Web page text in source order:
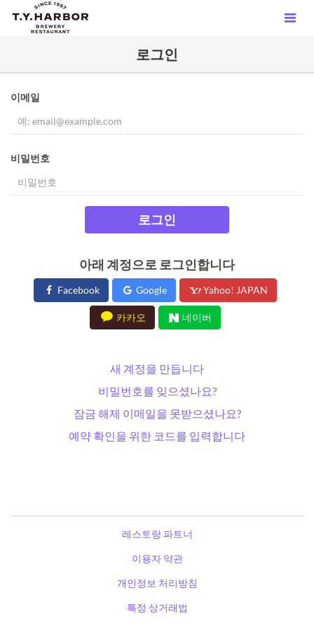
로그인
이메일
비밀번호
로그인
아래 계정으로 로그인합니다
Facebook Google Yahoo! JAPAN
카카오 네이버
새 계정을 만듭니다
비밀번호를 잊으셨나요?
잠금 해제 이메일을 못받으셨나요?
예약 확인을 위한 코드를 입력합니다
레스토랑 파트너
이용자 약관
개인정보 처리방침
특정 상거래법